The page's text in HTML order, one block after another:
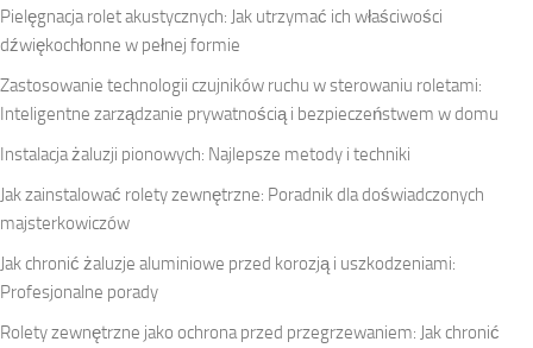
Pielęgnacja rolet akustycznych: Jak utrzymać ich właściwości
dźwiękochłonne w pełnej formie
Zastosowanie technologii czujników ruchu w sterowaniu roletami:
Inteligentne zarządzanie prywatnością i bezpieczeństwem w domu
Instalacja żaluzji pionowych: Najlepsze metody i techniki
Jak zainstalować rolety zewnętrzne: Poradnik dla doświadczonych
majsterkowiczów
Jak chronić żaluzje aluminiowe przed korozją i uszkodzeniami:
Profesjonalne porady
Rolety zewnętrzne jako ochrona przed przegrzewaniem: Jak chronić